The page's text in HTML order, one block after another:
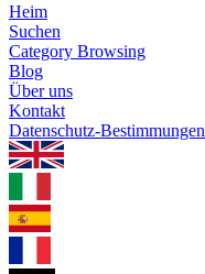
Heim
Suchen
Category Browsing
Blog
Über uns
Kontakt
Datenschutz-Bestimmungen